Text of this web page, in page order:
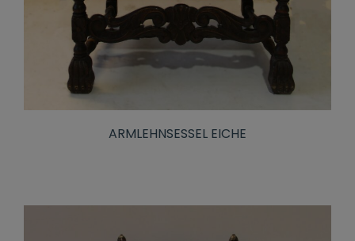
ARMLEHNSESSEL EICHE